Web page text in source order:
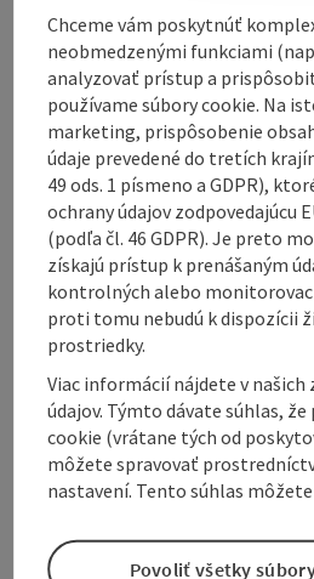
Contact
Opening hours
Arrival
Prices
Suitability
Accessibility
Chceme vám poskytnúť
neobmedzenými funkciami
analyzovať prístup a
používame súbory cookie. Na
marketing, prispôsobenie
údaje prevedené do tretích
49 ods. 1 písmeno a GDPR),
ochrany údajov zodpovedajúcu
(podľa čl. 46 GDPR). Je preto
získajú prístup k prenášaným
kontrolných alebo
proti tomu nebudú k dispozícii
prostriedky.
Viac informácií nájdete v našich
údajov. Týmto dávate súhlas,
cookie (vrátane tých od
môžete spravovať
nastavení. Tento súhlas
Povoliť všetky